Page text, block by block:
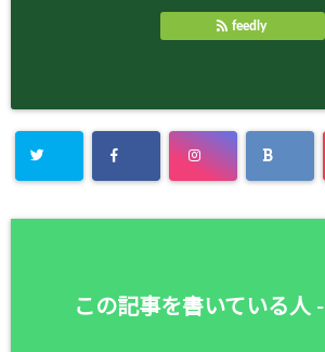
feedly
この記事を書いている人 -